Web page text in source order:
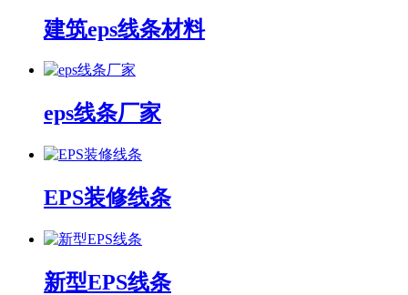
建筑eps线条材料
eps线条厂家
EPS装修线条
新型EPS线条